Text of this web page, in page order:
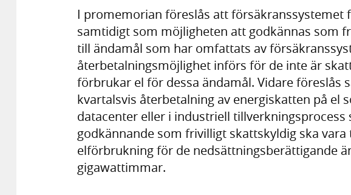
I promemorian föreslås att försäkranssystemet
samtidigt som möjligheten att godkännas som
till ändamål som har omfattats av
återbetalningsmöjlighet införs för de inte är
förbrukar el för dessa ändamål. Vidare föreslås
kvartalsvis återbetalning av energiskatten på el
datacenter eller i industriell
godkännande som frivilligt skattskyldig ska
elförbrukning för de nedsättningsberättigande
gigawattimmar.